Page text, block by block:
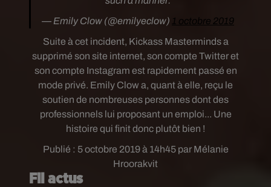
Publié : 5 octobre 2019 à 14h45 par Mélanie
Hroorakvit
— Emily Clow (@emilyeclow) 1 octobre 2019
Suite à cet incident, Kickass Masterminds a
supprimé son site internet, son compte Twitter et
son compte Instagram est rapidement passé en
mode privé. Emily Clow a, quant à elle, reçu le
soutien de nombreuses personnes dont des
professionnels lui proposant un emploi... Une
histoire qui finit donc plutôt bien !
Fil actus